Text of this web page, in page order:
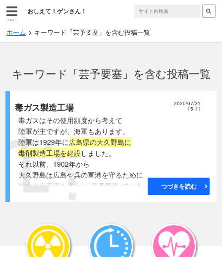
メニュー
おしえて！ゲンさん！
ホーム キーワード「芸予要塞」を含む投稿一覧
キーワード「芸予要塞」を含む投稿一覧
毒ガス製造工場 2020/07/31
15:11
毒ガスはその使用頻度から考えて
陸軍が主ですが、海軍もあります。
陸軍は1929年に広島県の大久野島に
毒剤製造工場を建設 しました。
それ以前、1902年から
大久野島は広島や呉の軍港を守るために
砲台や火薬庫を備えた｢芸予要塞｣でした。
白川義則陸軍大臣、政友会代議士望月圭介、
工場の正式名は｢
陸軍造兵廠忠海製造所
｣です。
場所は鉄道の三原と竹原の中間忠海駅にある港、
忠海港から船で15分位のところにあります。
つづきを読む